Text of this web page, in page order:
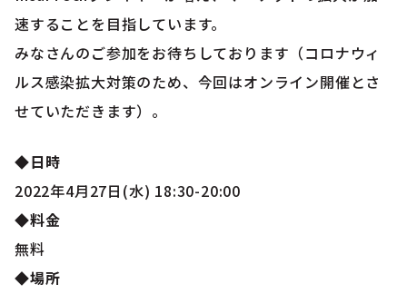
速することを目指しています。
みなさんのご参加をお待ちしております（コロナウィ
ルス感染拡大対策のため、今回はオンライン開催とさ
せていただきます）。
◆日時
2022年4月27日(水) 18:30-20:00
◆料金
無料
◆場所